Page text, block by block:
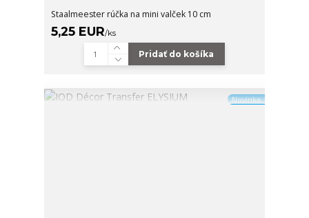
Staalmeester rúčka na mini valček 10 cm
5,25 EUR/ks
Pridať do košíka
Novinka